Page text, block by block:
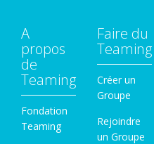
A
propos
de
Teaming
Fondation
Teaming
Faire du
Teaming
Créer un
Groupe
Rejoindre
un Groupe